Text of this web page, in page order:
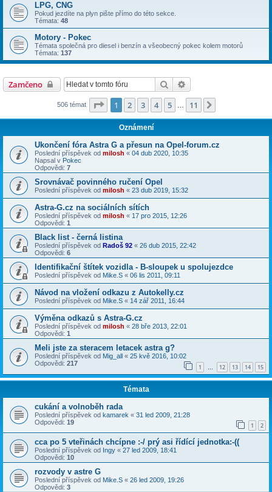
LPG, CNG
Pokud jezdíte na plyn pište přímo do této sekce.
Témata: 48
Motory - Pokec
Témata společná pro diesel i benzín a všeobecný pokec kolem motorů
Témata: 137
Zamčeno Hledat
506 témat Stránka z 11
1 2 3 4 5 11
Oznámení
Ukončení fóra Astra G a přesun na Opel-forum.cz
Poslední příspěvek od milosh « 04 dub 2020, 10:35
Napsal v Pokec
Odpovědi: 7
Srovnávač povinného ručení Opel
Poslední příspěvek od milosh « 23 dub 2019, 15:32
Astra-G.cz na sociálních sítích
Poslední příspěvek od milosh « 17 pro 2015, 12:26
Odpovědi: 1
Black list - černá listina
Poslední příspěvek od Radoš 92 « 26 dub 2015, 22:42
Odpovědi: 6
Identifikační štítek vozidla - B-sloupek u spolujezdce
Poslední příspěvek od Mike.S « 06 lis 2011, 09:11
Návod na vložení odkazu z Autokelly.cz
Poslední příspěvek od Mike.S « 14 zář 2011, 16:44
Výměna odkazů s Astra-G.cz
Poslední příspěvek od milosh « 28 bře 2013, 22:01
Odpovědi: 1
Meli jste za steracem letacek astra g?
Poslední příspěvek od Mig_all « 25 kvě 2016, 10:02
Odpovědi: 217 1 … 12 13 14 15
Témata
cukání a volnoběh rada
Poslední příspěvek od kamarek « 31 led 2009, 21:28
Odpovědi: 19 1 2
cca po 5 vteřinách chcípne :-/ prý asi řídící jednotka:-((
Poslední příspěvek od Ingy « 27 led 2009, 18:41
Odpovědi: 10
rozvody v astre G
Poslední příspěvek od Mike.S « 26 led 2009, 19:26
Odpovědi: 3